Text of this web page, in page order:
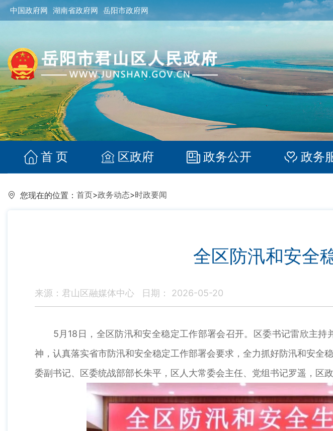
中国政府网 湖南省政府网 岳阳市政府网
首 页 区政府 政务公开 政务
您现在的位置： 首页>政务动态>时政要闻
全区防汛和安全
来源：君山区融媒体中心 日期： 2026-05-20
5月18日，全区防汛和安全稳定工作部署会召开。区委书记雷欣主持
神，认真落实省市防汛和安全稳定工作部署会要求，全力抓好防汛和安
委副书记、区委统战部部长朱平，区人大常委会主任、党组书记罗遥，区